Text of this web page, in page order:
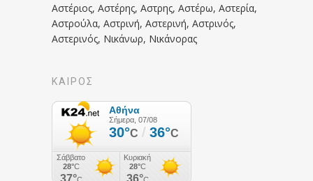
Αστέριος, Αστέρης, Αστρης, Αστέρω, Αστερία,
Αστρούλα, Αστρινή, Αστερινή, Αστρινός,
Αστερινός, Νικάνωρ, Νικάνορας
ΚΑΙΡΟΣ